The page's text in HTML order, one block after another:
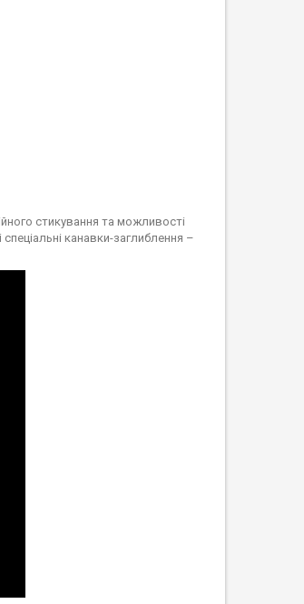
стикування та можливості
канавки-заглиблення –